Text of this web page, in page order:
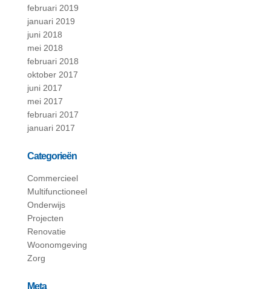
februari 2019
januari 2019
juni 2018
mei 2018
februari 2018
oktober 2017
juni 2017
mei 2017
februari 2017
januari 2017
Categorieën
Commercieel
Multifunctioneel
Onderwijs
Projecten
Renovatie
Woonomgeving
Zorg
Meta